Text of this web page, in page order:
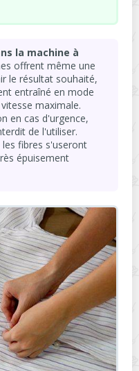
la machine à
offrent même une
le résultat souhaité,
entraîné en mode
maximale.
en cas d'urgence,
de l'utiliser.
fibres s'useront
épuisement